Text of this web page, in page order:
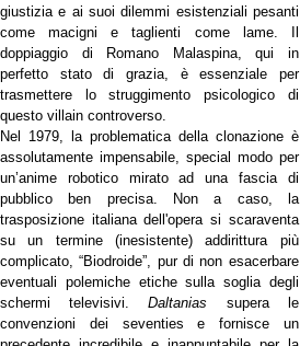
giustizia e ai suoi dilemmi esistenziali pesanti
come macigni e taglienti come lame. Il
doppiaggio di Romano Malaspina, qui in
perfetto stato di grazia, è essenziale per
trasmettere lo struggimento psicologico di
questo villain controverso.
Nel 1979, la problematica della clonazione è
assolutamente impensabile, special modo per
un’anime robotico mirato ad una fascia di
pubblico ben precisa. Non a caso, la
trasposizione italiana dell'opera si scaraventa
su un termine (inesistente) addirittura più
complicato, “Biodroide”, pur di non esacerbare
eventuali polemiche etiche sulla soglia degli
schermi televisivi.Daltanias supera le
convenzioni dei seventies e fornisce un